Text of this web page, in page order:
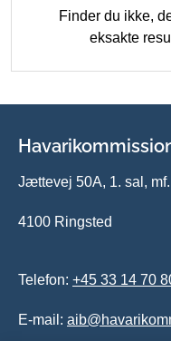
Finder du ikke,
eksakte
Jættevej 50A, 1. sal, mf.
4100 Ringsted
Telefon: +45 33 14 70
E-mail: